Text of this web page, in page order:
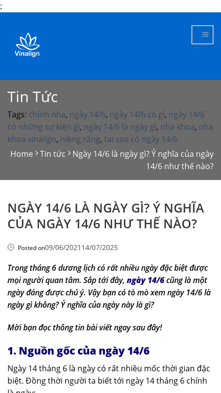
;
content
Tin Tức
Tags: chỉnh nha, ngày 14/6, ngày 14/6 có gì, ngày 14/6
có những sự kiện gì, ngày 14/6 là ngày gì, nha khoa, nha
khoa vinalign, niềng răng, tai sao có ngày 14/6
Home
Tin tức
Ngày 14/6 là ngày gì? Ý nghĩa của ngày
14/6 như thế nào?
NGÀY 14/6 LÀ NGÀY GÌ? Ý NGHĨA
CỦA NGÀY 14/6 NHƯ THẾ NÀO?
Posted on09/06/2021 14/07/2025
Trong tháng 6 dương lịch có rất nhiều ngày đặc biệt được
mọi người quan tâm. Sắp tới đây, ngày 14/6cũng là một
ngày đáng được chú ý. Vậy bạn có tò mò xem ngày 14/6 là
ngày gì không? Ý nghĩa của ngày này là gì?
Mời bạn đọc thông tin bài viết ngay sau đây!
1. Nguồn gốc của ngày 14/6
Ngày 14 tháng 6 là ngày có rất nhiều mốc thời gian đặc
biệt. Đồng thời người ta biết tới ngày 14 tháng 6 chính